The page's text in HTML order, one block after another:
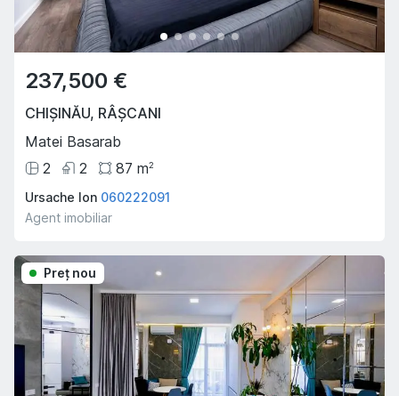
237,500 €
CHIȘINĂU, RÂȘCANI
Matei Basarab
2
2 87 m2
Ursache Ion 060222091
Agent imobiliar
Preţ nou